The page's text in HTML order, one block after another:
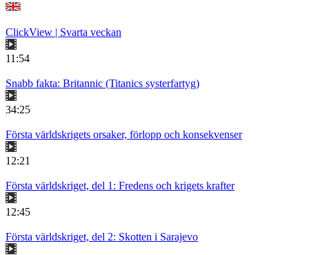
ClickView | Svarta veckan
11:54
Snabb fakta: Britannic (Titanics systerfartyg)
34:25
Första världskrigets orsaker, förlopp och konsekvenser
12:21
Första världskriget, del 1: Fredens och krigets krafter
12:45
Första världskriget, del 2: Skotten i Sarajevo